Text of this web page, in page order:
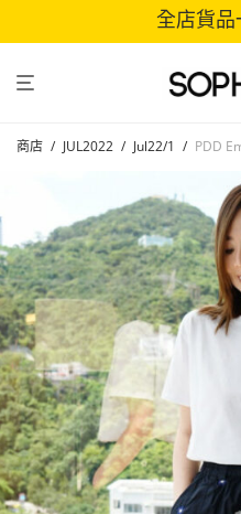
全店貨
商店 / JUL2022 / Jul22/1 / PDD